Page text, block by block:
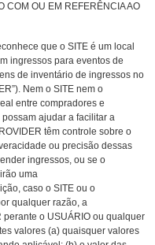
COM OU EM REFERÊNCIA AO
que o SITE é um local
ingressos para eventos de
de inventário de ingressos no
Nem o SITE nem o
entre compradores e
ajudar a facilitar a
têm controle sobre o
ou precisão dessas
ingressos, ou se o
uma
caso o SITE ou o
qualquer razão, a
o USUÁRIO ou qualquer
valores (a) quaisquer valores